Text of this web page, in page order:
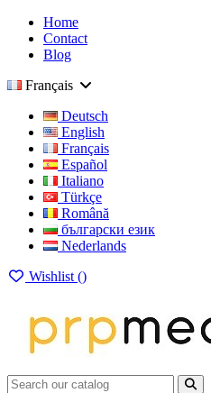
Home
Contact
Blog
Français
Deutsch
English
Français
Español
Italiano
Türkçe
Română
български език
Nederlands
Wishlist ()